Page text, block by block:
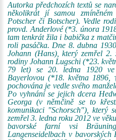
Autorka předchozích textů se
několikrát jí samou
Potscher či Botscher). Vedle
provd. Anderlové (*3. února
tam tenkrát žila i babička z
roli pasáčka. Dne 8. dubna
Johann (Hans), který zemřel
rodiny Johann Lugschi (*23.
79 let) se 20. ledna 1920
Bayerlovou (*18. května
pochována je vedle svého
Po vyhnání se jejich dcera
Georga (v němčině se to
komunikaci "Schorsch"), který
zemřel 3. ledna roku 2012 ve
bavorské farní vsi
Langenseidelbach v